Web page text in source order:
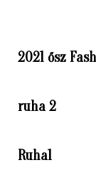
2021 ősz
ruha 2
Ruha1